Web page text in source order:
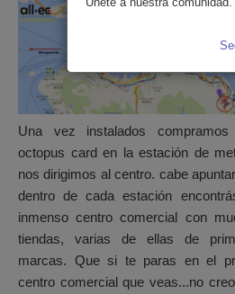
Una vez instalados compramos
octopus card en la estación de
nos dirigimos alcentro. cabe
dentro de cada estación
inmenso centro comercial con
tiendas, varias de ellas de
marcas. Que si te paras en el
centro comercial que veas...no